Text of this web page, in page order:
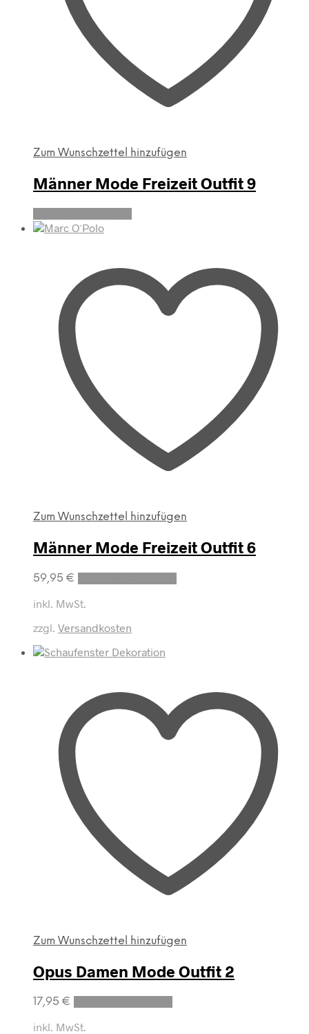
Zum Wunschzettel hinzufügen
Männer Mode Freizeit Outfit 9
Zum Wunschzettel hinzufügen
Männer Mode Freizeit Outfit 6
59,95 €
inkl. MwSt.
zzgl. Versandkosten
Zum Wunschzettel hinzufügen
Opus Damen Mode Outfit 2
17,95 €
inkl. MwSt.